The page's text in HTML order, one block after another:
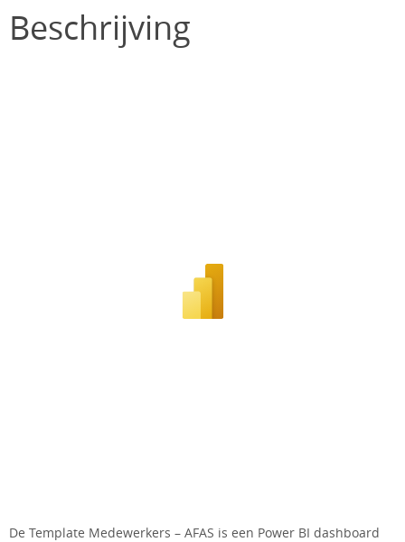
Beschrijving
De Template Medewerkers – AFAS is een Power BI dashboard